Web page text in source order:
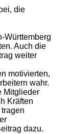
die
Württemberg
Auch die
weiter
motivierten,
wahr.
Mitglieder
Kräften
dazu.